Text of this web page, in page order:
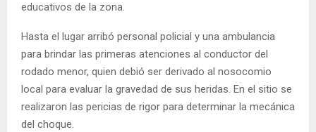
educativos de la zona.
Hasta el lugar arribó personal policial y una ambulancia
para brindar las primeras atenciones al conductor del
rodado menor, quien debió ser derivado al nosocomio
local para evaluar la gravedad de sus heridas. En el sitio se
realizaron las pericias de rigor para determinar la mecánica
del choque.